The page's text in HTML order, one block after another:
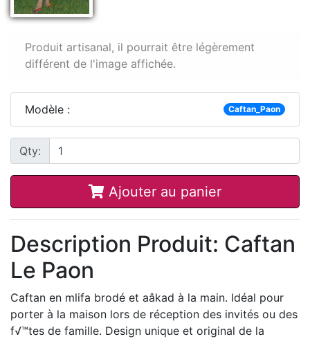
Produit artisanal, il pourrait être légèrement
différent de l'image affichée.
Modèle : Caftan_Paon
Qty:
Ajouter au panier
Description Produit: Caftan
Le Paon
Caftan en mlifa brodé et aâkad à la main. Idéal pour
porter à la maison lors de réception des invités ou des
f√™tes de famille. Design unique et original de la